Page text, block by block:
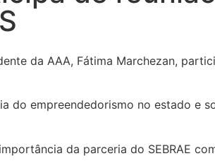
da AAA, Fátima Marchezan,
do empreendedorismo no estado e
da parceria do SEBRAE